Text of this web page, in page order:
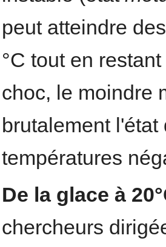
peut atteindre
°C tout en
choc, le moindre
brutalement
températures
De la glace à
chercheurs